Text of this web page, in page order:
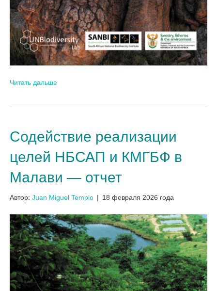
Читать дальше
Содействие реализации
целей НБСАП и КМГБФ в
Малави — отчет
Автор: Juan Miguel Templo | 18 февраля 2026 года